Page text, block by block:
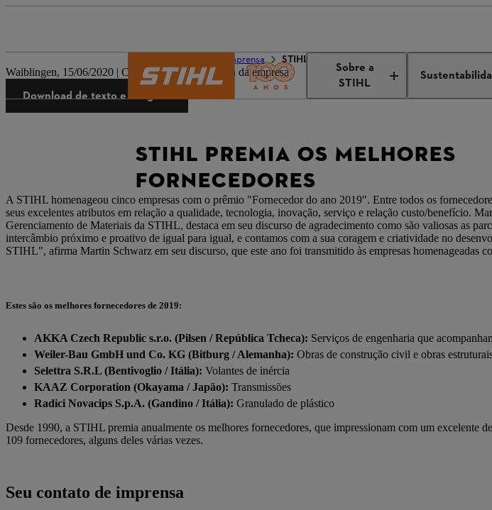
Sobre a
STIHL
Imprensa STIHL premia os melhores fornecedores
Waiblingen, 15/06/2020 | Comunicado de imprensa da empresa
Download de texto e imagens
STIHL PREMIA OS MELHORES
FORNECEDORES
A STIHL homenageou cinco empresas com o prêmio "Fornecedor do ano 2019". Entre todos os
seus excelentes atributos em relação a qualidade, tecnologia, inovação, serviço e relação custo/benefício.
Gerenciamento de Materiais da STIHL, destaca em seu discurso de agradecimento como são valiosas as
intercâmbio próximo e proativo de igual para igual, e contamos com a sua coragem e criatividade no
STIHL", afirma Martin Schwarz em seu discurso, que este ano foi transmitido às empresas homenageadas
Estes são os melhores fornecedores de 2019:
AKKA Czech Republic s.r.o. (Pilsen / República Tcheca): Serviços de engenharia que
Weiler-Bau GmbH und Co. KG (Bitburg / Alemanha): Obras de construção civil e obras
Selettra S.R.L (Bentivoglio / Itália): Volantes de inércia
KAAZ Corporation (Okayama / Japão): Transmissões
Radici Novacips S.p.A. (Gandino / Itália): Granulado de plástico
Desde 1990, a STIHL premia anualmente os melhores fornecedores, que impressionam com um excelente
109 fornecedores, alguns deles várias vezes.
Seu contato de imprensa